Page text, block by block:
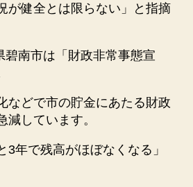
が健全とは限らない」と指摘
碧南市は「財政非常事態宣
などで市の貯金にあたる財政
減しています。
3年で残高がほぼなくなる」